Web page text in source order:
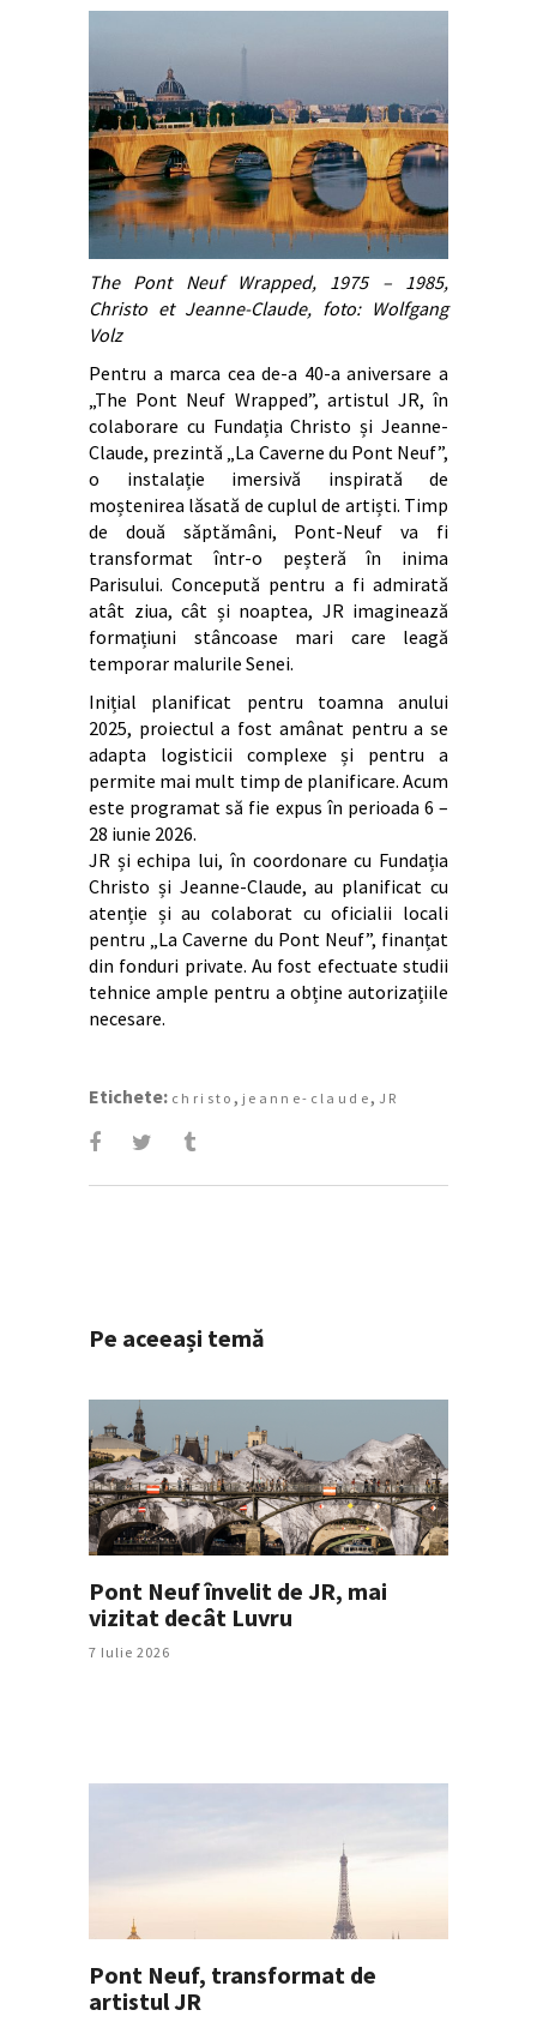
The Pont Neuf Wrapped, 1975 – 1985,
Christo et Jeanne-Claude, foto: Wolfgang
Volz
Pentru a marca cea de-a 40-a aniversare a
„The Pont Neuf Wrapped”, artistul JR, în
colaborare cu Fundația Christo și Jeanne-
Claude, prezintă „La Caverne du Pont Neuf”,
o instalație imersivă inspirată de
moștenirea lăsată de cuplul de artiști. Timp
de două săptămâni, Pont-Neuf va fi
transformat într-o peșteră în inima
Parisului. Concepută pentru a fi admirată
atât ziua, cât și noaptea, JR imaginează
formațiuni stâncoase mari care leagă
temporar malurile Senei.
Inițial planificat pentru toamna anului
2025, proiectul a fost amânat pentru a se
adapta logisticii complexe și pentru a
permite mai mult timp de planificare. Acum
este programat să fie expus în perioada 6 –
28 iunie 2026.
JR și echipa lui, în coordonare cu Fundația
Christo și Jeanne-Claude, au planificat cu
atenție și au colaborat cu oficialii locali
pentru „La Caverne du Pont Neuf”, finanțat
din fonduri private. Au fost efectuate studii
tehnice ample pentru a obține autorizațiile
necesare.
Etichete: christo , jeanne-claude , JR
Pe aceeași temă
Pont Neuf învelit de JR, mai
vizitat decât Luvru
7 Iulie 2026
Pont Neuf, transformat de
artistul JR